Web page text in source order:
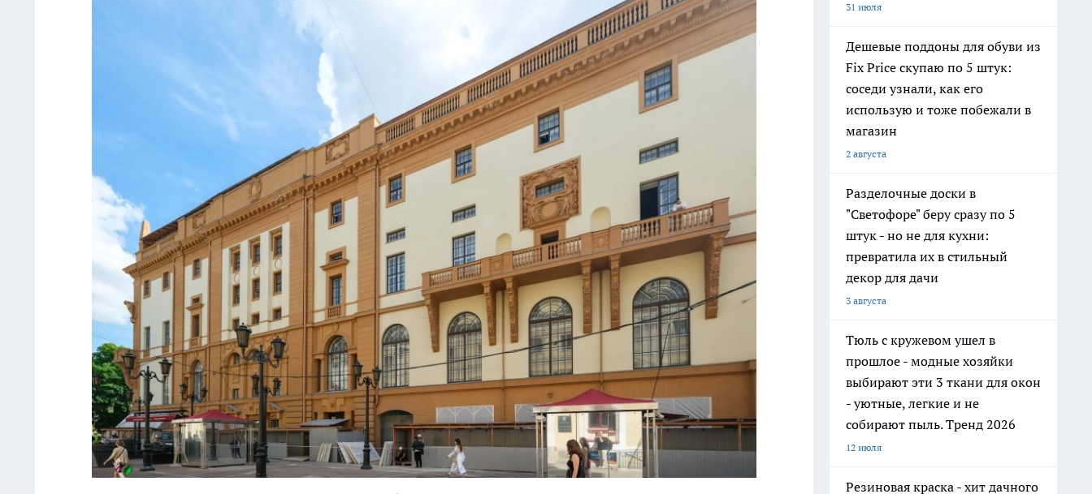
31 июля
Дешевые поддоны для обуви из
Fix Price скупаю по 5 штук:
соседи узнали, как его
использую и тоже побежали в
магазин
2 августа
Разделочные доски в
"Светофоре" беру сразу по 5
штук - но не для кухни:
превратила их в стильный
декор для дачи
3 августа
Тюль с кружевом ушел в
прошлое - модные хозяйки
выбирают эти 3 ткани для окон
- уютные, легкие и не
собирают пыль. Тренд 2026
12 июля
Резиновая краска - хит дачного